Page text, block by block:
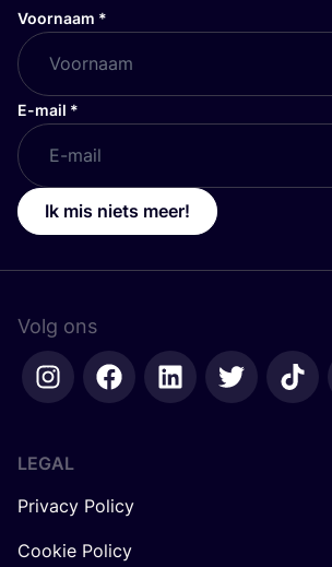
Voornaam *
E-mail *
Ik mis niets meer!
Volg ons
LEGAL
Privacy Policy
Cookie Policy